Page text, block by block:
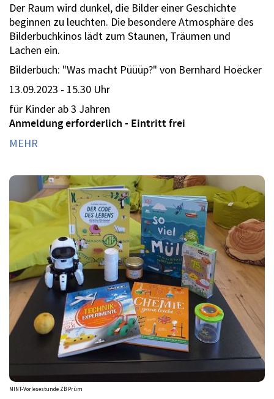
Der Raum wird dunkel, die Bilder einer Geschichte
beginnen zu leuchten. Die besondere Atmosphäre des
Bilderbuchkinos lädt zum Staunen, Träumen und
Lachen ein.
Bilderbuch: "Was macht Püüüp?" von Bernhard Hoëcker
13.09.2023 - 15.30 Uhr
für Kinder ab 3 Jahren
Anmeldung erforderlich - Eintritt frei
MEHR
MINT-Vorlesestunde ZB Prüm